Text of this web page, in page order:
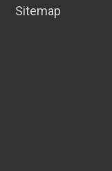
Sitemap